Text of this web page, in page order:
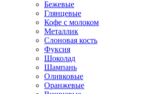
Бежевые
Глянцевые
Кофе с молоком
Металлик
Слоновая кость
Фуксия
Шоколад
Шампань
Оливковые
Оранжевые